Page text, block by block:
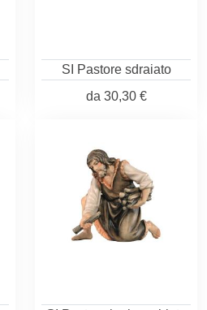
SI Pastore sdraiato
da 30,30 €